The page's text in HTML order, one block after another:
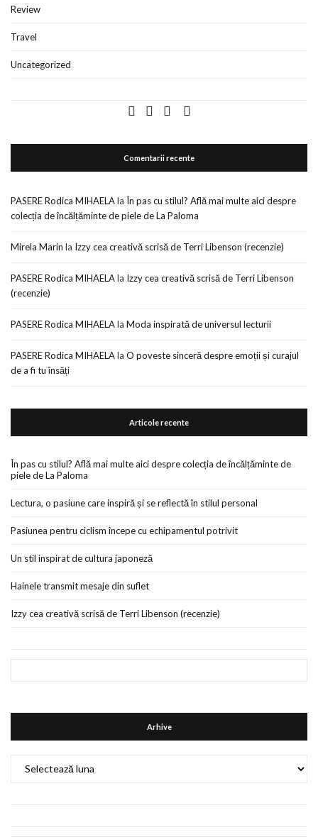
Review
Travel
Uncategorized
Comentarii recente
PASERE Rodica MIHAELAla În pas cu stilul? Află mai multe aici despre
colecția de încălțăminte de piele de La Paloma
Mirela Marin la Izzy cea creativă scrisă de Terri Libenson (recenzie)
PASERE Rodica MIHAELAla Izzy cea creativă scrisă de Terri Libenson
(recenzie)
PASERE Rodica MIHAELAla Moda inspirată de universul lecturii
PASERE Rodica MIHAELAla O poveste sinceră despre emoții și curajul
de a fi tu însăți
Articole recente
În pas cu stilul? Află mai multe aici despre colecția de încălțăminte de
piele de La Paloma
Lectura, o pasiune care inspiră și se reflectă în stilul personal
Pasiunea pentru ciclism începe cu echipamentul potrivit
Un stil inspirat de cultura japoneză
Hainele transmit mesaje din suflet
Izzy cea creativă scrisă de Terri Libenson (recenzie)
Arhive